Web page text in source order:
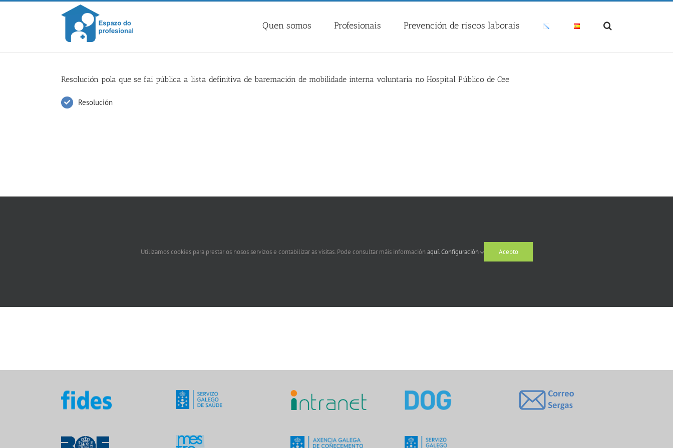
Skip
Quen somos Profesionais Prevención de riscos laborais
Resolución pola que se fai pública a lista definitiva de baremación de mobilidade interna voluntaria no Hospital Público de Cee
Resolución
Utilizamos cookies para prestar os nosos servizos e contabilizar as visitas. Pode consultar máis información aquí.Configuración Acepto